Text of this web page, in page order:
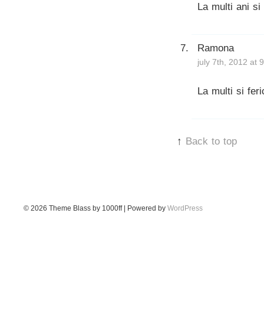
La multi ani si
Ramona
july 7th, 2012 at
La multi si
↑ Back to top
© 2026 Theme Blass by 1000ff | Powered by WordPress